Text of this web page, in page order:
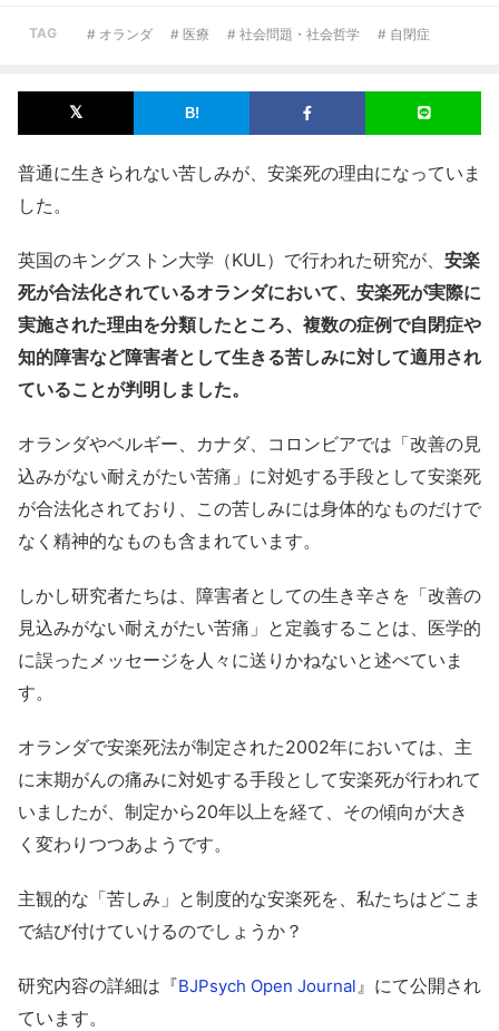
TAG # オランダ # 医療 # 社会問題・社会哲学 # 自閉症
普通に生きられない苦しみが、安楽死の理由になっていま
した。
英国のキングストン大学（KUL）で行われた研究が、 安楽
死が合法化されているオランダにおいて、安楽死が実際に
実施された理由を分類したところ、複数の症例で自閉症や
知的障害など障害者として生きる苦しみに対して適用され
ていることが判明しました。
オランダやベルギー、カナダ、コロンビアでは「改善の見
込みがない耐えがたい苦痛」に対処する手段として安楽死
が合法化されており、この苦しみには身体的なものだけで
なく精神的なものも含まれています。
しかし研究者たちは、障害者としての生き辛さを「改善の
見込みがない耐えがたい苦痛」と定義することは、医学的
に誤ったメッセージを人々に送りかねないと述べていま
す。
オランダで安楽死法が制定された2002年においては、主
に末期がんの痛みに対処する手段として安楽死が行われて
いましたが、制定から20年以上を経て、その傾向が大き
く変わりつつあようです。
主観的な「苦しみ」と制度的な安楽死を、私たちはどこま
で結び付けていけるのでしょうか？
研究内容の詳細は『BJPsych Open Journal』にて公開され
ています。